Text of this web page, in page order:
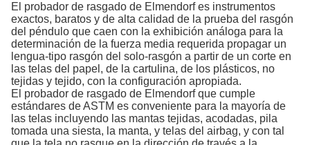
El probador de rasgado de Elmendorf es instrumentos
exactos, baratos y de alta calidad de la prueba del rasgón
del péndulo que caen con la exhibición análoga para la
determinación de la fuerza media requerida propagar un
lengua-tipo rasgón del solo-rasgón a partir de un corte en
las telas del papel, de la cartulina, de los plásticos, no
tejidas y tejido, con la configuración apropiada.
El probador de rasgado de Elmendorf que cumple
estándares de ASTM es conveniente para la mayoría de
las telas incluyendo las mantas tejidas, acodadas, pila
tomada una siesta, la manta, y telas del airbag, y con tal